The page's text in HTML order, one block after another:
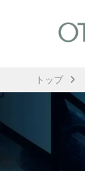
トップ